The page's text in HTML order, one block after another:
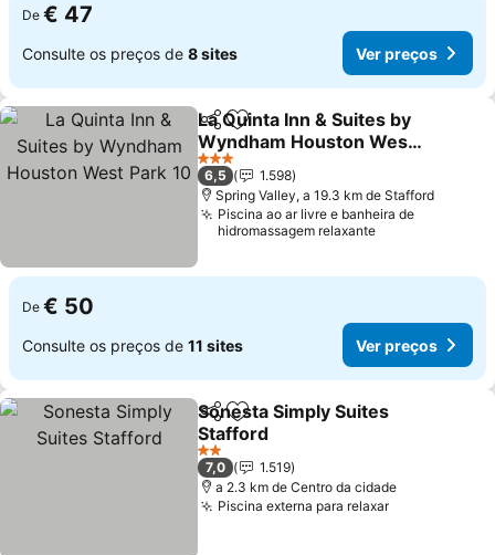
De € 47
Consulte os preços de 8 sites Ver preços
PartilharAdicionar aos favoritos
La Quinta Inn & Suites by
Wyndham Houston West
Park 10
Ver preços
3 Estrelas
6,5
1.598
Spring Valley, a 19.3 km de Stafford
Piscina ao ar livre e banheira de
hidromassagem relaxante
De € 50
Consulte os preços de 11 sites Ver preços
PartilharAdicionar aos favoritos
Sonesta Simply Suites
Stafford
Ver preços
2 Estrelas
7,0
1.519
a 2.3 km de Centro da cidade
Piscina externa para relaxarVer preços